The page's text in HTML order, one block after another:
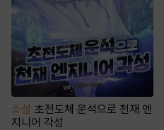
소설 초전도체 운석으로 천재 엔
지니어 각성